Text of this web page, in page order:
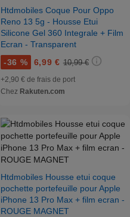
Htdmobiles Coque Pour Oppo
Reno 13 5g - Housse Etui
Silicone Gel 360 Integrale + Film
Ecran - Transparent
-36 % 6,99 € 10,99 €
+2,90 € de frais de port
Chez Rakuten.com
Htdmobiles Housse etui coque
pochette portefeuille pour Apple
iPhone 13 Pro Max + film ecran -
ROUGE MAGNET